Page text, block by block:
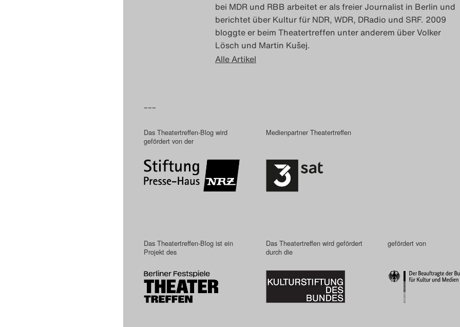
bei MDR und RBB arbeitet er als freier Journalist in Berlin und
berichtet über Kultur für NDR, WDR, DRadio und SRF. 2009
bloggte er beim Theatertreffen unter anderem über Volker
Lösch und Martin Kušej.
Alle Artikel
–––
Das Theatertreffen-Blog wird
gefördert von der
Medienpartner Theatertreffen
Das Theatertreffen-Blog ist ein
Projekt des
Das Theatertreffen wird gefördert
durch die
gefördert von